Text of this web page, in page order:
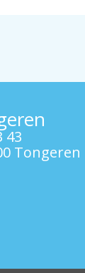
43
Tongeren